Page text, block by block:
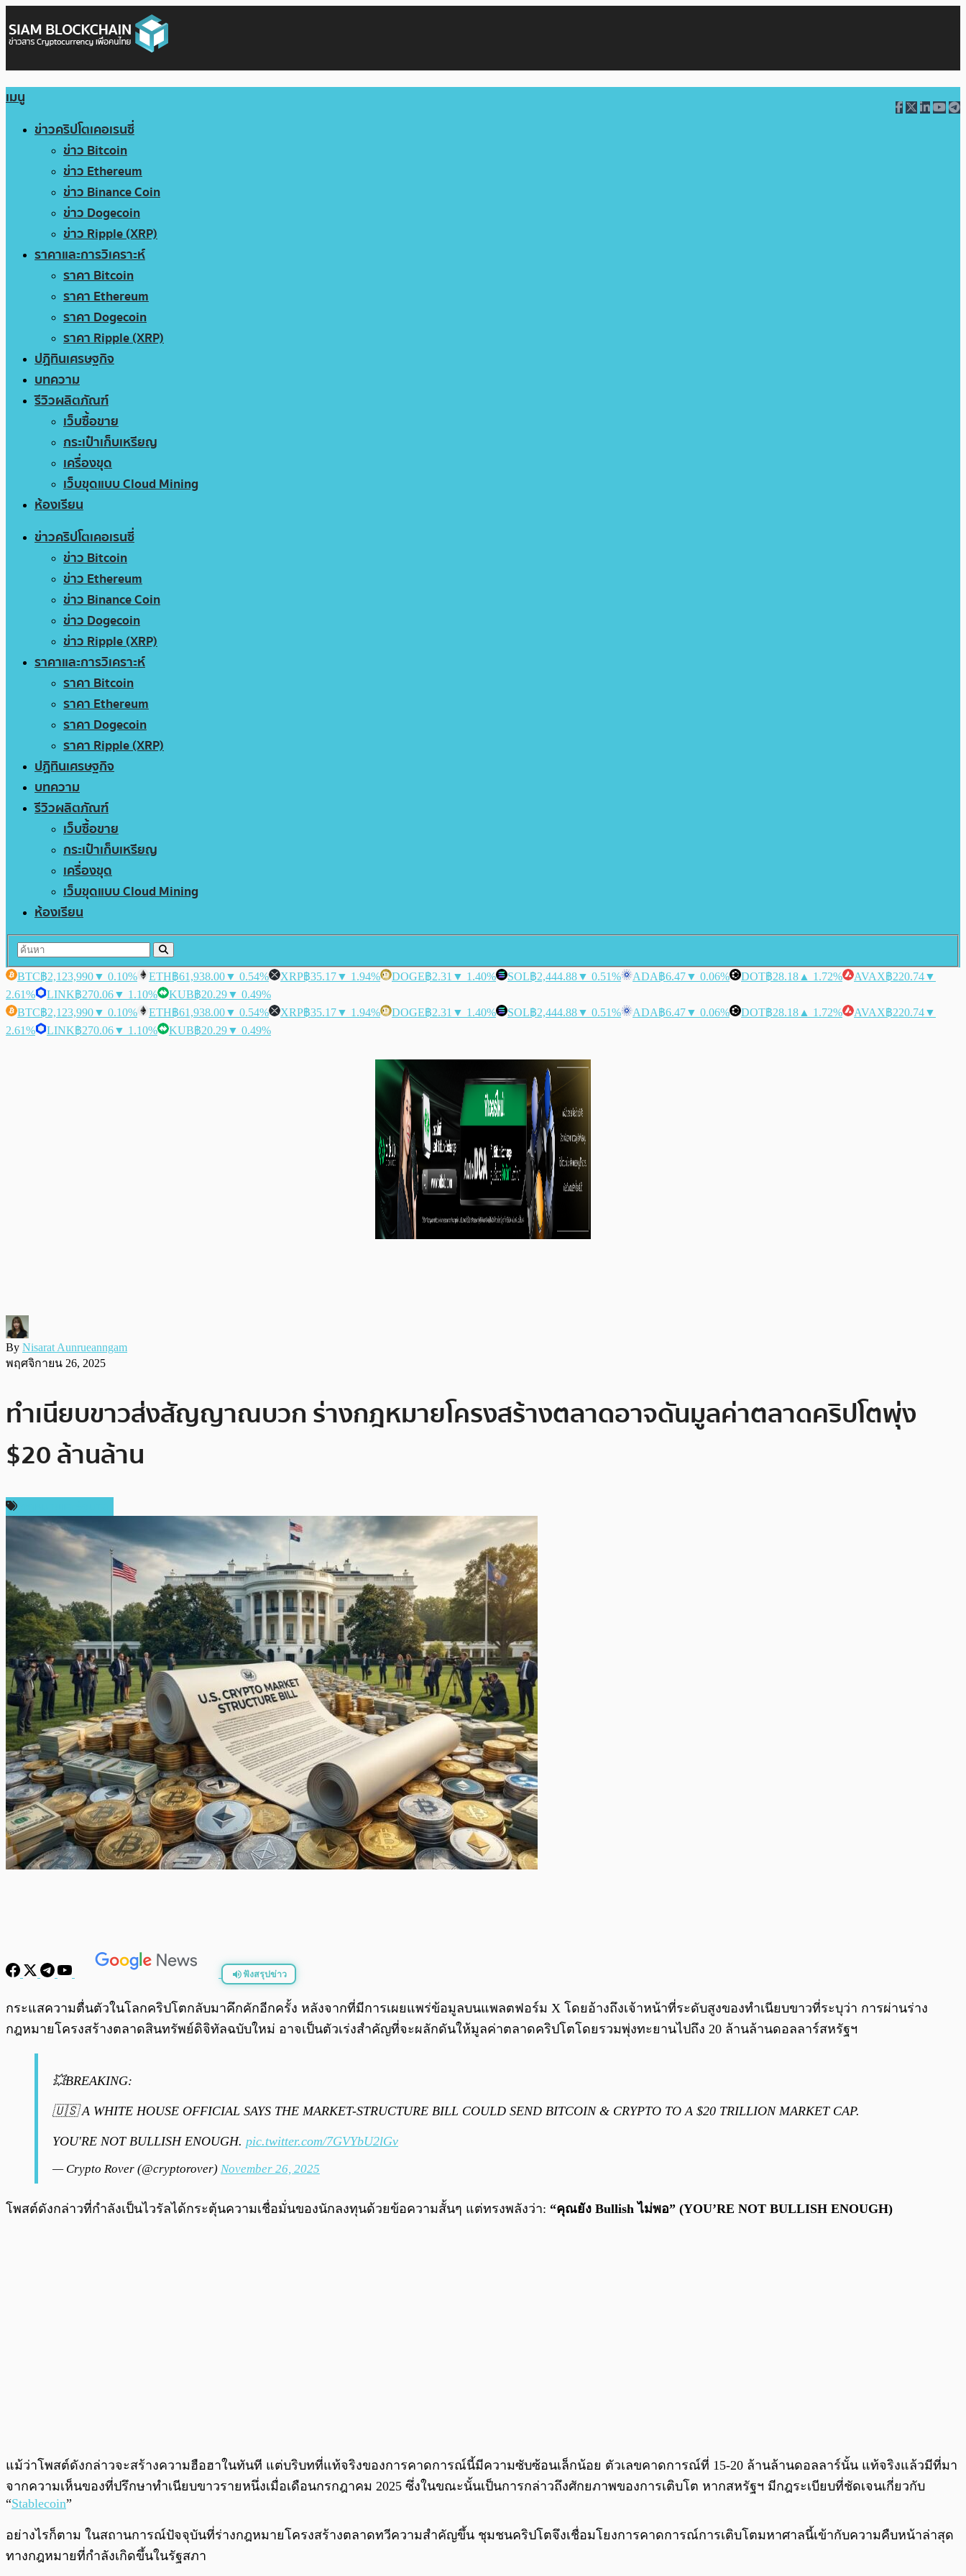
เมนู
ข่าวคริปโตเคอเรนซี่
ข่าว Bitcoin
ข่าว Ethereum
ข่าว Binance Coin
ข่าว Dogecoin
ข่าว Ripple (XRP)
ราคาและการวิเคราะห์
ราคา Bitcoin
ราคา Ethereum
ราคา Dogecoin
ราคา Ripple (XRP)
ปฏิทินเศรษฐกิจ
บทความ
รีวิวผลิตภัณฑ์
เว็บซื้อขาย
กระเป๋าเก็บเหรียญ
เครื่องขุด
เว็บขุดแบบ Cloud Mining
ห้องเรียน
ข่าวคริปโตเคอเรนซี่
ข่าว Bitcoin
ข่าว Ethereum
ข่าว Binance Coin
ข่าว Dogecoin
ข่าว Ripple (XRP)
ราคาและการวิเคราะห์
ราคา Bitcoin
ราคา Ethereum
ราคา Dogecoin
ราคา Ripple (XRP)
ปฏิทินเศรษฐกิจ
บทความ
รีวิวผลิตภัณฑ์
เว็บซื้อขาย
กระเป๋าเก็บเหรียญ
เครื่องขุด
เว็บขุดแบบ Cloud Mining
ห้องเรียน
BTC฿2,123,990▼ 0.10% ETH฿61,938.00▼ 0.54% XRP฿35.17▼ 1.94% DOGE฿2.31 ▼ 1.40% SOL฿2,444.88▼ 0.51% ADA฿6.47▼ 0.06% DOT฿28.18 ▲ 1.72% AVAX฿220.74▼
2.61%
LINK฿270.06▼ 1.10% KUB฿20.29▼ 0.49%
BTC฿2,123,990▼ 0.10% ETH฿61,938.00▼ 0.54% XRP฿35.17▼ 1.94% DOGE฿2.31 ▼ 1.40% SOL฿2,444.88▼ 0.51% ADA฿6.47▼ 0.06% DOT฿28.18 ▲ 1.72% AVAX฿220.74▼
2.61%
LINK฿270.06▼ 1.10% KUB฿20.29▼ 0.49%
By Nisarat Aunrueanngam
พฤศจิกายน 26, 2025
ทำเนียบขาวส่งสัญญาณบวก ร่างกฎหมายโครงสร้างตลาดอาจดันมูลค่าตลาดคริปโตพุ่ง
$20 ล้านล้าน
ฟังสรุปข่าว
/
กระแสความตื่นตัวในโลกคริปโตกลับมาคึกคักอีกครั้ง หลังจากที่มีการเผยแพร่ข้อมูลบนแพลตฟอร์ม X โดยอ้างถึงเจ้าหน้าที่ระดับสูงของทำเนียบขาวที่ระบุว่า การผ่านร่าง
กฎหมายโครงสร้างตลาดสินทรัพย์ดิจิทัลฉบับใหม่ อาจเป็นตัวเร่งสำคัญที่จะผลักดันให้มูลค่าตลาดคริปโตโดยรวมพุ่งทะยานไปถึง 20 ล้านล้านดอลลาร์สหรัฐฯ
💥BREAKING:
🇺🇸 A WHITE HOUSE OFFICIAL SAYS THE MARKET-STRUCTURE BILL COULD SEND BITCOIN & CRYPTO TO A $20 TRILLION MARKET CAP.
YOU'RE NOT BULLISH ENOUGH. pic.twitter.com/7GVYbU2lGv
— Crypto Rover (@cryptorover) November 26, 2025
โพสต์ดังกล่าวที่กำลังเป็นไวรัลได้กระตุ้นความเชื่อมั่นของนักลงทุนด้วยข้อความสั้นๆ แต่ทรงพลังว่า: “คุณยัง Bullish ไม่พอ” (YOU’RE NOT BULLISH ENOUGH)
แม้ว่าโพสต์ดังกล่าวจะสร้างความฮือฮาในทันที แต่บริบทที่แท้จริงของการคาดการณ์นี้มีความซับซ้อนเล็กน้อย ตัวเลขคาดการณ์ที่ 15-20 ล้านล้านดอลลาร์นั้น แท้จริงแล้วมีที่มา
จากความเห็นของที่ปรึกษาทำเนียบขาวรายหนึ่งเมื่อเดือนกรกฎาคม 2025 ซึ่งในขณะนั้นเป็นการกล่าวถึงศักยภาพของการเติบโต หากสหรัฐฯ มีกฎระเบียบที่ชัดเจนเกี่ยวกับ
“Stablecoin”
อย่างไรก็ตาม ในสถานการณ์ปัจจุบันที่ร่างกฎหมายโครงสร้างตลาดทวีความสำคัญขึ้น ชุมชนคริปโตจึงเชื่อมโยงการคาดการณ์การเติบโตมหาศาลนี้เข้ากับความคืบหน้าล่าสุด
ทางกฎหมายที่กำลังเกิดขึ้นในรัฐสภา